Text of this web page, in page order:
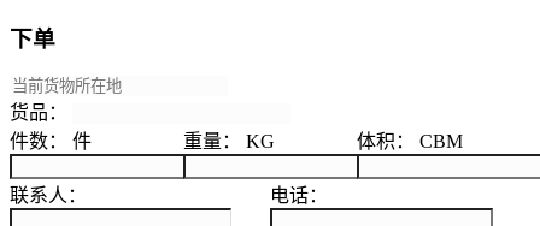
下单
货品：
件数：
件 重量： KG 体积： CBM
联系人： 电话：